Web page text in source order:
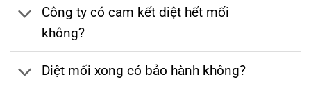
Công ty có cam kết diệt hết mối
không?
Diệt mối xong có bảo hành không?